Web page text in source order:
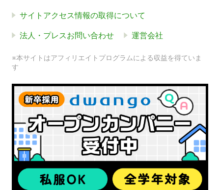
サイトアクセス情報の取得について
法人・プレスお問い合わせ 運営会社
※本サイトはアフィリエイトプログラムによる収益を得ていま
す